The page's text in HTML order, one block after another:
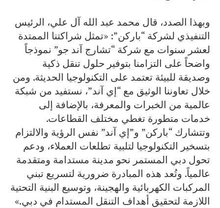
وبهذا الصدد، قال محمد عبد الله آل علي، الرئيس
التنفيذي لشركة “باركن”: «تمثل شراكتنا الممتدة
لعشر سنوات مع شركة “تشارج آند جو” نموذجاً
واضحاً على التزامنا بتوفير حلول تنقل ذكية
وصديقة للبيئة تعتمد على التكنولوجيا الحديثة. ومن
خلال تعاوننا الوثيق مع “إي آند”، نستفيد من شبكة
عالمية من الخبرات والمعرفة، بالإضافة إلى
خدمات متطورة تغطي مختلف القطاعات.
وتتشارك “باركن” و”إي آند” نفس الرؤية والالتزام
بتسخير التكنولوجيا لتلبية تطلعات العملاء، ودعم
تحول دبي المستمر نحو مدينة مستدامة ومتقدمة
عالمياً. وتُعد هذه المبادرة ضرورية لتسريع تبني
المركبات الكهربائية والهجينة، وتوسيع البنية التحتية
اللازمة لتحقيق أهداف التنقل المستدام في دبي.»